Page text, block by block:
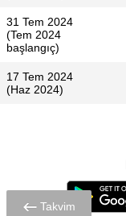
31 Tem 2024
(Tem 2024
başlangıç)
17 Tem 2024
(Haz 2024)
Takvim